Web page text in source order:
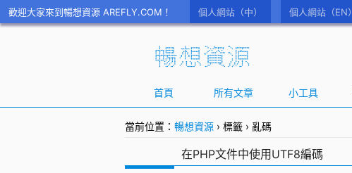
歡迎大家來到暢想資源 AREFLY.COM！ 個人網站（中） 個人網站（EN）
首頁 所有文章 小工具
當前位置： 暢想資源 › 標籤 › 亂碼
在PHP文件中使用UTF8編碼